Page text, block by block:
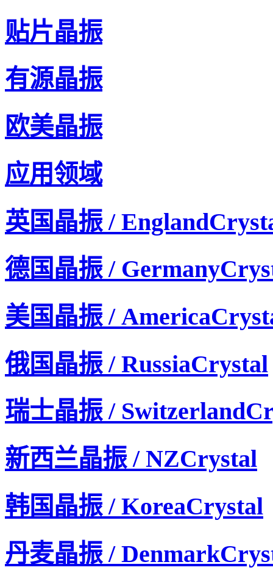
贴片晶振
有源晶振
欧美晶振
应用领域
英国晶振 /
德国晶振 /
美国晶振 /
俄国晶振 / RussiaCrystal
瑞士晶振 /
新西兰晶振 / NZCrystal
韩国晶振 / KoreaCrystal
丹麦晶振 /